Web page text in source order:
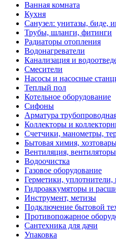
Ванная комната
Кухня
Санузел: унитазы, биде,
Трубы, шланги, фитинги
Радиаторы отопления
Водонагреватели
Канализация и
Смесители
Насосы и насосные
Теплый пол
Котельное оборудование
Сифоны
Арматура
Коллекторы и
Счетчики, манометры,
Бытовая химия,
Вентиляция, вентиляторы
Водоочистка
Газовое оборудование
Герметики, уплотнители,
Гидроаккумяторы и
Инструмент, метизы
Подключение бытовой
Противопожарное
Сантехника для дачи
Упаковка